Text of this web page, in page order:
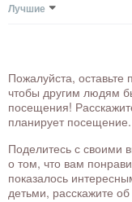
Лучшие
Пожалуйста,
чтобы другим людям
посещения!
планирует посещение.
Поделитесь с своими
о том, что вам
показалось
детьми, расскажите